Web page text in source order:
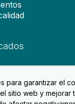
para garantizar el
sitio web y mejorar